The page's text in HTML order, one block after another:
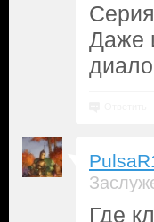
Даже
Где